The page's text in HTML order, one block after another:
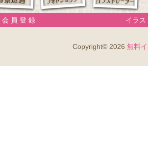
員 登 録 イラス
Copyright© 2026 無料